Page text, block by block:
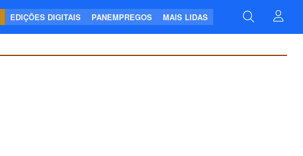
EDIÇÕES DIGITAIS PANEMPREGOS MAIS LIDAS